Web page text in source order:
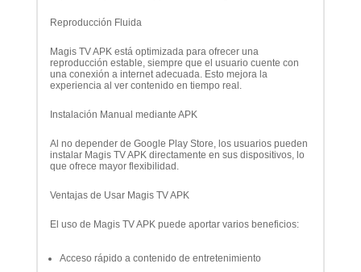
Reproducción Fluida
Magis TV APK está optimizada para ofrecer una
reproducción estable, siempre que el usuario cuente con
una conexión a internet adecuada. Esto mejora la
experiencia al ver contenido en tiempo real.
Instalación Manual mediante APK
Al no depender de Google Play Store, los usuarios pueden
instalar Magis TV APK directamente en sus dispositivos, lo
que ofrece mayor flexibilidad.
Ventajas de Usar Magis TV APK
El uso de Magis TV APK puede aportar varios beneficios:
Acceso rápido a contenido de entretenimiento